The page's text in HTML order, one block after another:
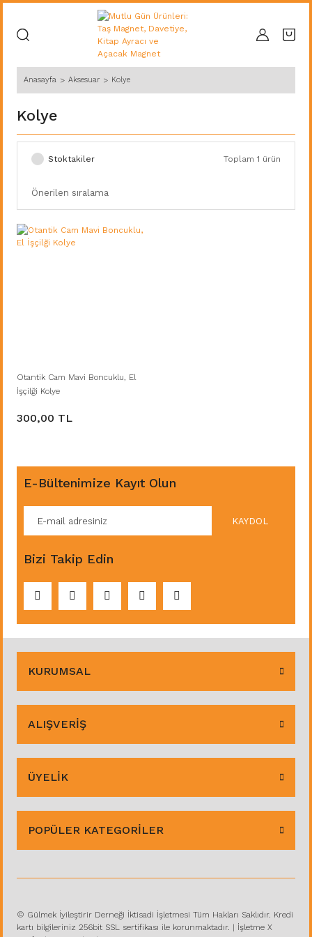
Anasayfa Aksesuar Kolye
Kolye
Stoktakiler Toplam 1 ürün
Otantik Cam Mavi Boncuklu, El
İşçilği Kolye
300,00 TL
E-Bültenimize Kayıt Olun
KAYDOL
Bizi Takip Edin
KURUMSAL
ALIŞVERİŞ
ÜYELİK
POPÜLER KATEGORİLER
© Gülmek İyileştirir Derneği İktisadi İşletmesi Tüm Hakları Saklıdır. Kredi
kartı bilgileriniz 256bit SSL sertifikası ile korunmaktadır. | İşletme X